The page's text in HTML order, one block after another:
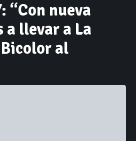
“Con nueva
a llevar a La
Bicolor al